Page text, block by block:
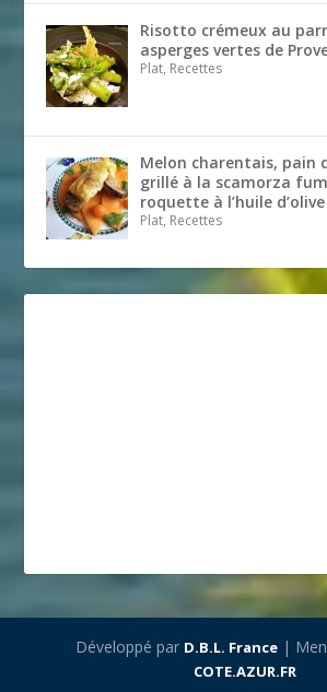
Risotto crémeux au
asperges vertes de
Plat, Recettes
Melon charentais, pain
grillé à la scamorza
roquette à l’huile d’olive
Plat, Recettes
Développé par D.B.L. France|
COTE.AZUR.FR